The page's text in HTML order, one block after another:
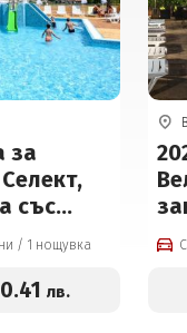
за
със
или
полу-
2 дни / 1 нощувка
.41 лв.